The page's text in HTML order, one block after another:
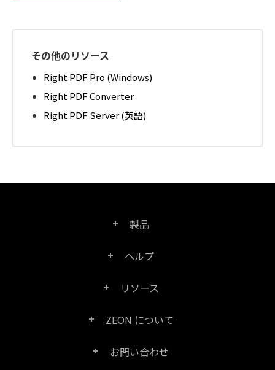
その他のリソース
Right PDF Pro (Windows)
Right PDF Converter
Right PDF Server (英語)
製品
Right PDF Pro
ヘルプ
FAQ
リソース
製品/ライセンスの比較
ZEON について
会社概要
お問い合わせ